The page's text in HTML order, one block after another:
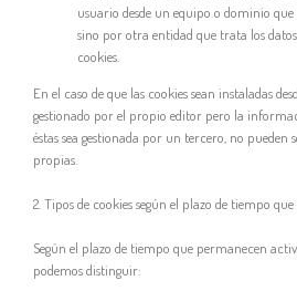
usuario desde un equipo o dominio que
sino por otra entidad que trata los
cookies.
En el caso de que las cookies sean instaladas
gestionado por el propio editor pero la
éstas sea gestionada por un tercero, no pueden
propias.
2. Tipos de cookies según el plazo de tiempo
Según el plazo de tiempo que permanecen
podemos distinguir: